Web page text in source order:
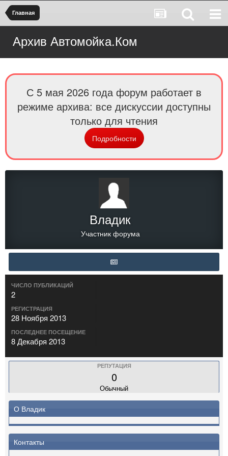
Главная
Архив Автомойка.Ком
С 5 мая 2026 года форум работает в
режиме архива: все дискуссии доступны
только для чтения
Подробности
Владик
Участник форума
ЧИСЛО ПУБЛИКАЦИЙ
2
РЕГИСТРАЦИЯ
28 Ноября 2013
ПОСЛЕДНЕЕ ПОСЕЩЕНИЕ
8 Декабря 2013
РЕПУТАЦИЯ
0
Обычный
О Владик
Контакты